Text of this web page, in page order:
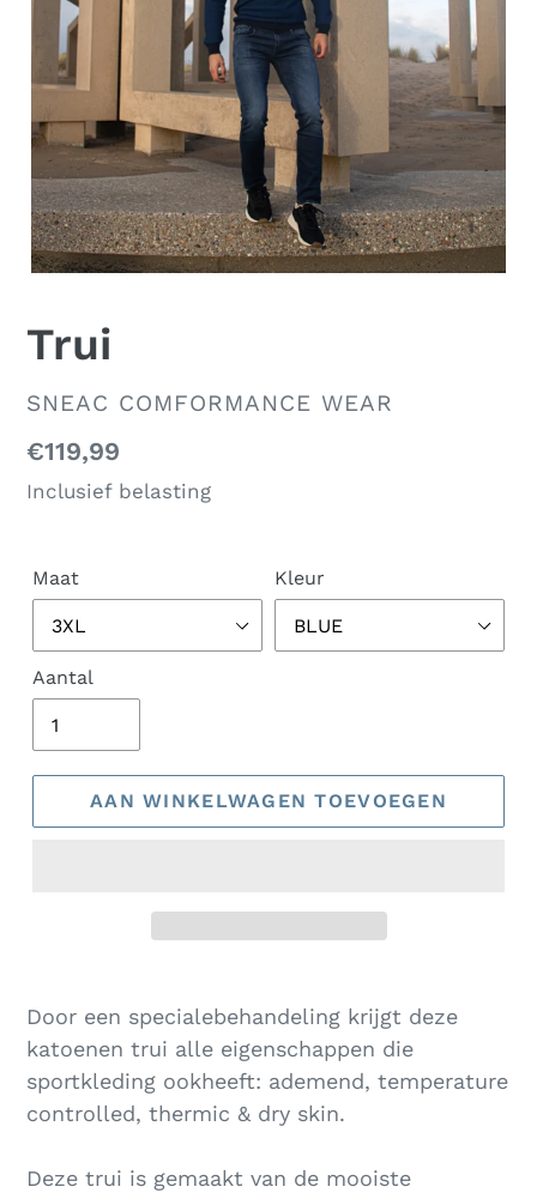
Trui
VERKOPER
SNEAC COMFORMANCE WEAR
Normale
prijs
€119,99
Inclusief belasting
Maat Kleur
Aantal
AAN WINKELWAGEN TOEVOEGEN
toegevoegen
aan
winkelwagen
Door een specialebehandeling krijgt deze
katoenen trui alle eigenschappen die
sportkleding ookheeft: ademend, temperature
controlled, thermic & dry skin.
Deze trui is gemaakt van de mooiste